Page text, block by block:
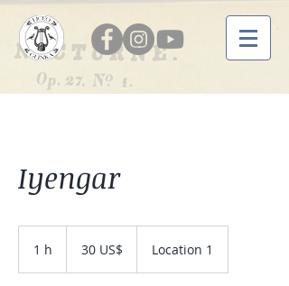
Iyengar
1 h
estadounidenses
30 US$ Location 1